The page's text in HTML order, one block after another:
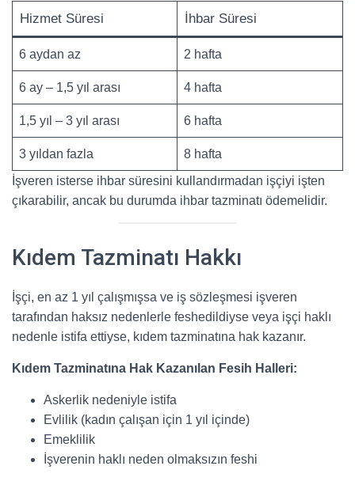
Hizmet Süresi İhbar Süresi
6 aydan az 2 hafta
6 ay – 1,5 yıl arası 4 hafta
1,5 yıl – 3 yıl arası 6 hafta
3 yıldan fazla
8 hafta
İşveren isterse ihbar süresini kullandırmadan işçiyi işten
çıkarabilir, ancak bu durumda ihbar tazminatı ödemelidir.
Kıdem Tazminatı Hakkı
İşçi, en az 1 yıl çalışmışsa ve iş sözleşmesi işveren
tarafından haksız nedenlerle feshedildiyse veya işçi haklı
nedenle istifa ettiyse, kıdem tazminatına hak kazanır.
Kıdem Tazminatına Hak Kazanılan Fesih Halleri:
Askerlik nedeniyle istifa
Evlilik (kadın çalışan için 1 yıl içinde)
Emeklilik
İşverenin haklı neden olmaksızın feshi